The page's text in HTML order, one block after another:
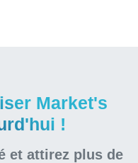
Market's
!
et attirez plus de